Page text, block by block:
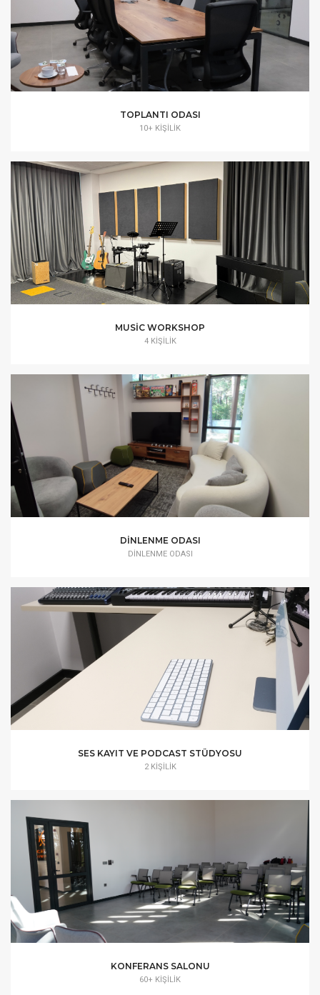
TOPLANTI ODASI
10+ KIŞILIK
MUSIC WORKSHOP
4 KIŞILIK
DINLENME ODASI
DINLENME ODASI
SES KAYIT VE PODCAST STÜDYOSU
2 KIŞILIK
KONFERANS SALONU
60+ KIŞILIK